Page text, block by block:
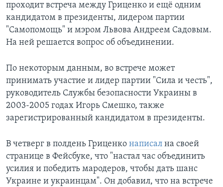
проходит встреча между Гриценко и ещё одним
кандидатом в президенты, лидером партии
"Самопомощь" и мэром Львова Андреем Садовым.
На ней решается вопрос об объединении.
По некоторым данным, во встрече может
принимать участие и лидер партии "Сила и честь",
руководитель Службы безопасности Украины в
2003-2005 годах Игорь Смешко, также
зарегистрированный кандидатом в президенты.
В четверг в полдень Гриценко написал на своей
странице в Фейсбуке, что "настал час объединить
усилия и победить мародеров, чтобы дать шанс
Украине и украинцам". Он добавил, что на встрече